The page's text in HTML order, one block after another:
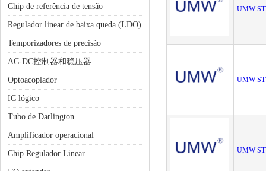
Chip de referência de tensão
Regulador linear de baixa queda (LDO)
Temporizadores de precisão
AC-DC控制器和稳压器
Optoacoplador
IC lógico
Tubo de Darlington
Amplificador operacional
Chip Regulador Linear
UMW
UMW
UMW